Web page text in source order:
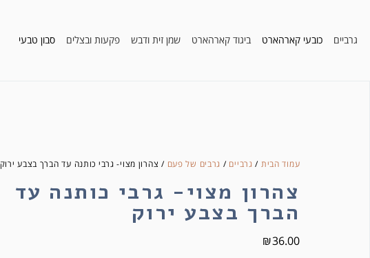
סבון טבעי פקעות ובצלים שמן זית ודבש ביגוד קארהארט כובעי קארהארט גרביים
עמוד הבית / גרביים / גרבים של פעם / צהרון מצוי- גרבי כותנה עד הברך בצבע ירוק
צהרון מצוי- גרבי כותנה עד
הברך בצבע ירוק
₪36.00